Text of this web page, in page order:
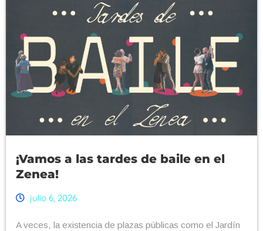
¡Vamos a las tardes de baile en el
Zenea!
julio 6, 2026
A veces, la existencia de plazas públicas como el Jardín